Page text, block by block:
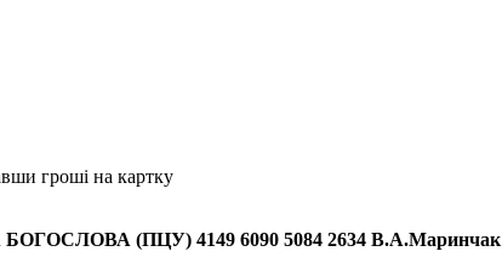
гроші на картку
(ПЦУ) 4149 6090 5084 2634 В.А.Маринчак